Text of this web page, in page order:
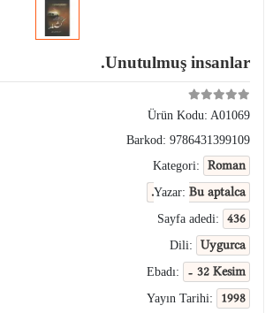
Unutulmuş insanlar.
Ürün Kodu: A01069
Barkod: 9786431399109
Kategori:
Roman
Yazar: Bu aptalca.
Sayfa adedi: 436
Dili: Uygurca
Ebadı: - 32 Kesim
Yayın Tarihi: 1998